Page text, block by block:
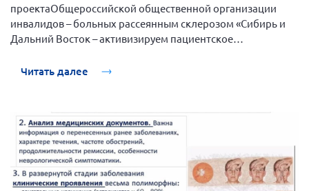
проектаОбщероссийской общественной организации
инвалидов – больных рассеянным склерозом «Сибирь и
Дальний Восток – активизируем пациентское
грантов, 18 декабря 2020 года прошла очередная веб-
Читать далее